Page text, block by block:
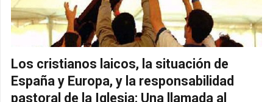
Los cristianos laicos, la situación de
España y Europa, y la responsabilidad
pastoral de la Iglesia: Una llamada al